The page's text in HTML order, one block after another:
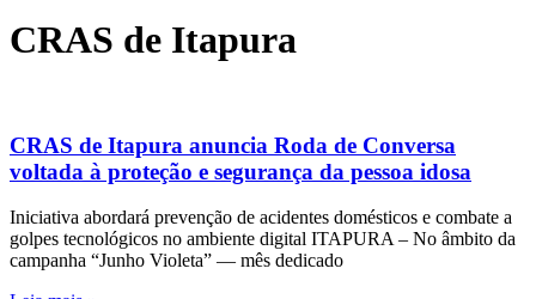
CRAS de Itapura
CRAS de Itapura anuncia Roda de Conversa
voltada à proteção e segurança da pessoa idosa
Iniciativa abordará prevenção de acidentes domésticos e combate a
golpes tecnológicos no ambiente digital ITAPURA – No âmbito da
campanha “Junho Violeta” — mês dedicado